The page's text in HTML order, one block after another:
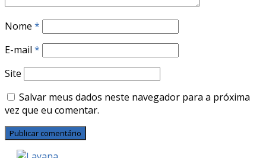
Nome *
E-mail *
Site
Salvar meus dados neste navegador para a próxima
vez que eu comentar.